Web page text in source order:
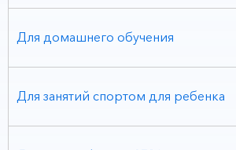
Для домашнего обучения
Для занятий спортом для ребенка